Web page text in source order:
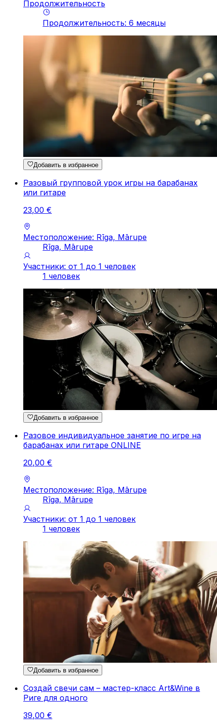
Продолжительность
Продолжительность: 6 месяцы
Добавить в избранное
Разовый групповой урок игры на барабанах
или гитаре
23,00 €
Местоположение: Rīga, Mārupe
Rīga, Mārupe
Участники: от 1 до 1 человек
1 человек
Добавить в избранное
Разовое индивидуальное занятие по игре на
барабанах или гитаре ONLINE
20,00 €
Местоположение: Rīga, Mārupe
Rīga, Mārupe
Участники: от 1 до 1 человек
1 человек
Добавить в избранное
Создай свечи сам – мастер-класс Art&Wine в
Риге для одного
39,00 €